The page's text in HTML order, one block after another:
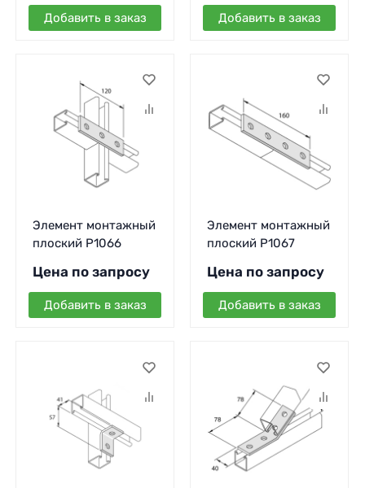
Добавить в заказ Добавить в заказ
Элемент монтажный
плоский P1066
Цена по запросу
Добавить в заказ
Элемент монтажный
плоский P1067
Цена по запросу
Добавить в заказ